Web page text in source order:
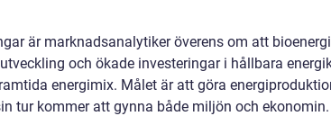
är marknadsanalytiker överens om att
och ökade investeringar i hållbara
energimix. Målet är att göra
tur kommer att gynna både miljön och ekonomin.